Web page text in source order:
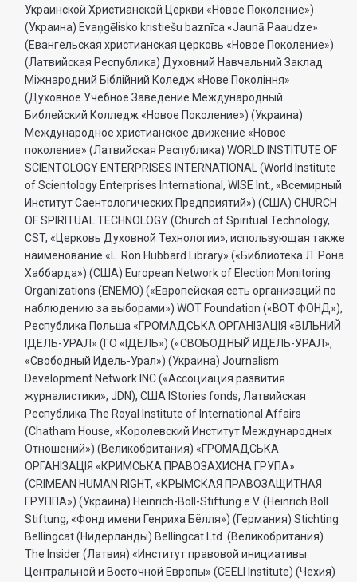
Украинской Христианской Церкви «Новое Поколение»)
(Украина) Evaņgēlisko kristiešu baznīca «Jaunā Paaudze»
(Евангельская христианская церковь «Новое Поколение»)
(Латвийская Республика) Духовний Навчальний Заклад
Міжнародний Біблійний Коледж «Нове Покоління»
(Духовное Учебное Заведение Международный
Библейский Колледж «Новое Поколение») (Украина)
Международное христианское движение «Новое
поколение» (Латвийская Республика) WORLD INSTITUTE OF
SCIENTOLOGY ENTERPRISES INTERNATIONAL (World Institute
of Scientology Enterprises International, WISE Int., «Всемирный
Институт Саентологических Предприятий») (США) CHURCH
OF SPIRITUAL TECHNOLOGY (Church of Spiritual Technology,
CST, «Церковь Духовной Технологии», использующая также
наименование «L. Ron Hubbard Library» («Библиотека Л. Рона
Хаббарда») (США) European Network of Election Monitoring
Organizations (ENEMO) («Европейская сеть организаций по
наблюдению за выборами») WOT Foundation («ВОТ ФОНД»),
Республика Польша «ГРОМАДСЬКА ОРГАНI3АЦIЯ «ВIЛЬНИЙ
IДЕЛЬ-УРАЛ» (ГО «IДЕЛЬ») («СВОБОДНЫЙ ИДЕЛЬ-УРАЛ»,
«Свободный Идель-Урал») (Украина) Journalism
Development Network INC («Ассоциация развития
журналистики», JDN), США IStories fonds, Латвийская
Республика The Royal Institute of International Affairs
(Chatham House, «Королевский Институт Международных
Отношений») (Великобритания) «ГРОМАДСЬКА
ОРГАНIЗАЦIЯ «КРИМСЬКА ПРАВОЗАХИСНА ГРУПА»
(CRIMEAN HUMAN RIGHT, «КРЫМСКАЯ ПРАВОЗАЩИТНАЯ
ГРУППА») (Украина) Heinrich-Böll-Stiftung e.V. (Heinrich Böll
Stiftung, «Фонд имени Генриха Бёлля») (Германия) Stichting
Bellingcat (Нидерланды) Bellingcat Ltd. (Великобритания)
The Insider (Латвия) «Институт правовой инициативы
Центральной и Восточной Европы» (CEELI Institute) (Чехия)